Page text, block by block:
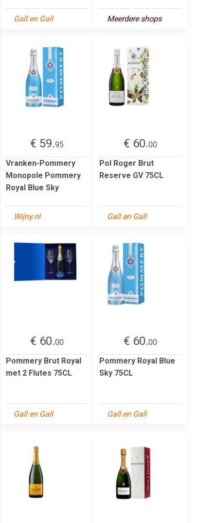
Gall en Gall Meerdere shops
€ 59.95
Vranken-Pommery
Monopole Pommery
Royal Blue Sky
Wijny.nl
€ 60.00
Pol Roger Brut
Reserve GV 75CL
Gall en Gall
€ 60.00
Pommery Brut Royal
met 2 Flutes 75CL
Gall en Gall
€ 60.00
Pommery Royal Blue
Sky 75CL
Gall en Gall